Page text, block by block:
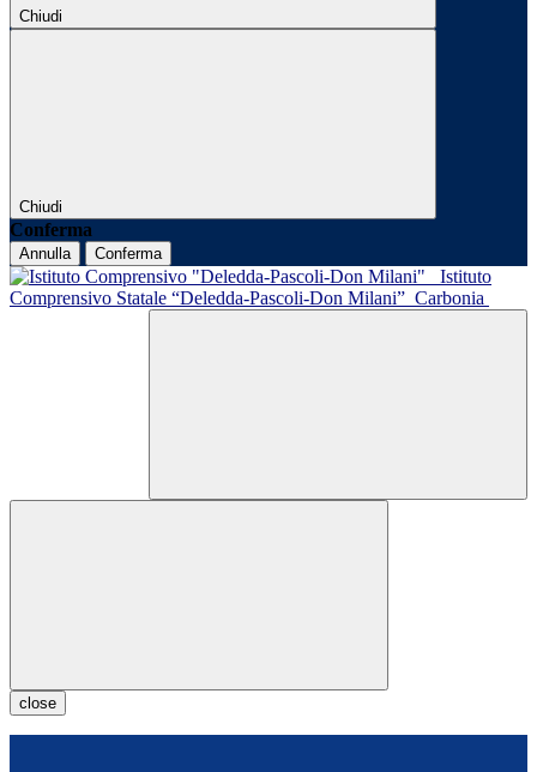
Chiudi
Chiudi
Conferma
Annulla Conferma
Istituto
Comprensivo Statale “Deledda-Pascoli-Don Milani” Carbonia
close